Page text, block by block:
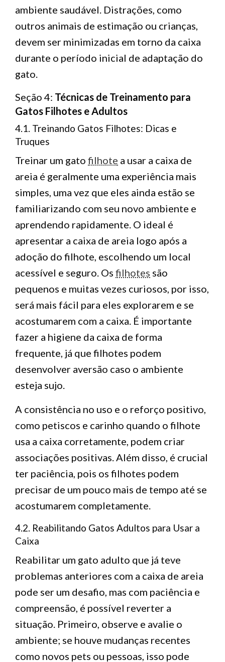
ambiente saudável. Distrações, como
outros animais de estimação ou crianças,
devem ser minimizadas em torno da caixa
durante o período inicial de adaptação do
gato.
Seção 4: Técnicas de Treinamento para
Gatos Filhotes e Adultos
4.1. Treinando Gatos Filhotes: Dicas e
Truques
Treinar um gato filhote a usar a caixa de
areia é geralmente uma experiência mais
simples, uma vez que eles ainda estão se
familiarizando com seu novo ambiente e
aprendendo rapidamente. O ideal é
apresentar a caixa de areia logo após a
adoção do filhote, escolhendo um local
acessível e seguro. Os filhotes são
pequenos e muitas vezes curiosos, por isso,
será mais fácil para eles explorarem e se
acostumarem com a caixa. É importante
fazer a higiene da caixa de forma
frequente, já que filhotes podem
desenvolver aversão caso o ambiente
esteja sujo.
A consistência no uso e o reforço positivo,
como petiscos e carinho quando o filhote
usa a caixa corretamente, podem criar
associações positivas. Além disso, é crucial
ter paciência, pois os filhotes podem
precisar de um pouco mais de tempo até se
acostumarem completamente.
4.2. Reabilitando Gatos Adultos para Usar a
Caixa
Reabilitar um gato adulto que já teve
problemas anteriores com a caixa de areia
pode ser um desafio, mas com paciência e
compreensão, é possível reverter a
situação. Primeiro, observe e avalie o
ambiente; se houve mudanças recentes
como novos pets ou pessoas, isso pode